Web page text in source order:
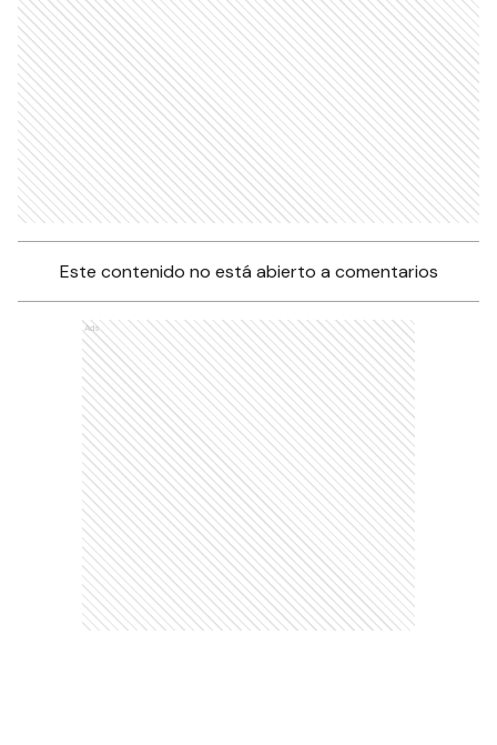
Este contenido no está abierto a comentarios
Ads